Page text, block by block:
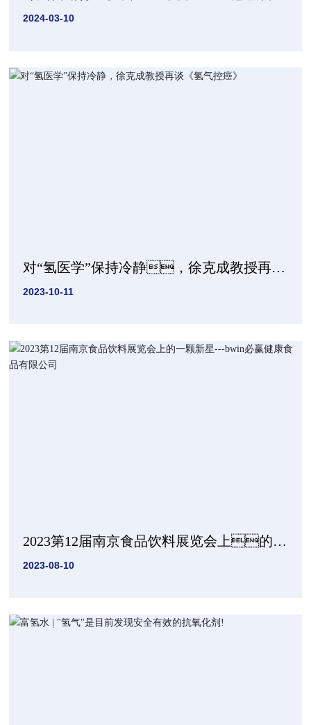
上市发布会盛大启动
2024-03-10
对“氢医学”保持冷静，徐克成教授再谈
《氢气控癌》
2023-10-11
2023第12届南京食品饮料展览会上的一
颗新星---bwin必赢健康食品有限公司
2023-08-10